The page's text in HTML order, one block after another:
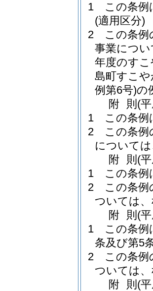
1
この条例
(適用区分)
2
この条例
事業につ
年度のす
島町すこ
例第6号)の
附 則 (
1
この条例
2
この条例
について
附 則 (
1
この条例
2
この条例
ついては
附 則 (
1
この条例
条及び第5
2
この条例
ついては
附 則 (